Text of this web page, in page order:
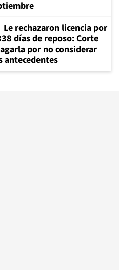
Le rechazaron licencia por
días de reposo: Corte
por no considerar
antecedentes